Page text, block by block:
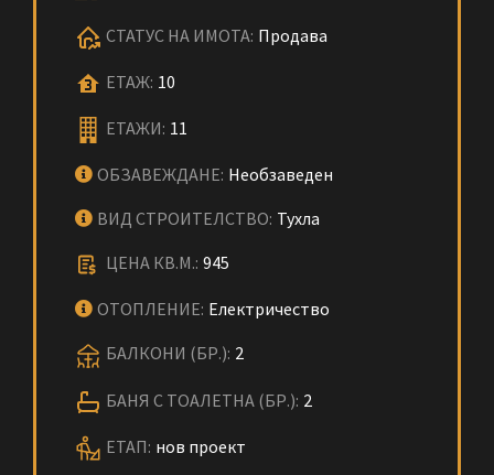
СТАТУС НА ИМОТА: Продава
ЕТАЖ: 10
ЕТАЖИ: 11
ОБЗАВЕЖДАНЕ: Необзаведен
ВИД СТРОИТЕЛСТВО: Тухла
ЦЕНА КВ.М.: 945
ОТОПЛЕНИЕ: Електричество
БАЛКОНИ (БР.): 2
БАНЯ С ТОАЛЕТНА (БР.): 2
ЕТАП: нов проект